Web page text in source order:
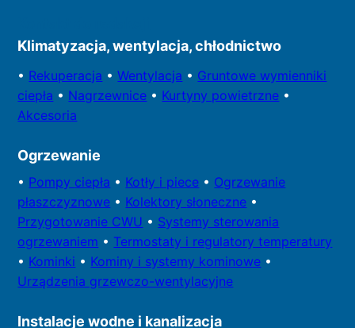
Klimatyzacja, wentylacja, chłodnictwo
• Rekuperacja •Wentylacja • Gruntowe wymienniki
ciepła • Nagrzewnice • Kurtyny powietrzne •
Akcesoria
Ogrzewanie
• Pompy ciepła • Kotły i piece • Ogrzewanie
płaszczyznowe • Kolektory słoneczne •
Przygotowanie CWU • Systemy sterowania
ogrzewaniem • Termostaty i regulatory temperatury
• Kominki • Kominy i systemy kominowe •
Urządzenia grzewczo-wentylacyjne
Instalacje wodne i kanalizacja